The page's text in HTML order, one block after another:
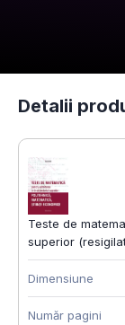
Detalii
Teste de
superior
Dimensiune
Număr pagini